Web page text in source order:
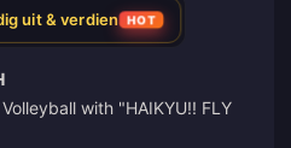
uit & verdien HOT
with "HAIKYU!! FLY